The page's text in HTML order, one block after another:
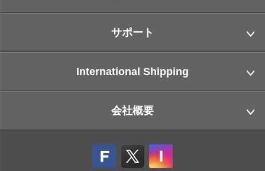
サポート
International Shipping
会社概要